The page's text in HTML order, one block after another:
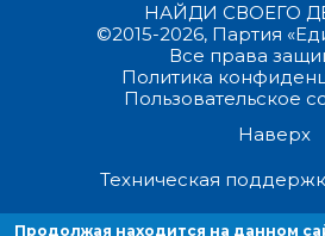
НАЙДИ СВОЕГО
©2015-2026, Партия
Все права
Политика
Пользовательское
Наверх
Техническая
Продолжая находиться на данном
Продолжая находится на данном